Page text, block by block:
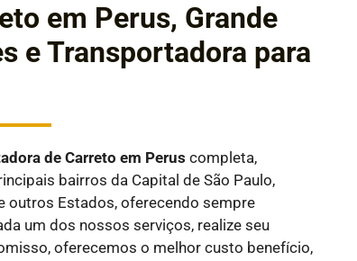
em Perus, Grande
e Transportadora para
de Carreto em Perus completa,
bairros da Capital de São Paulo,
outros Estados, oferecendo sempre
um dos nossos serviços, realize seu
oferecemos o melhor custo benefício,